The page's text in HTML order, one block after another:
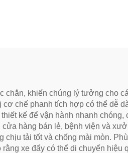
chắn, khiến chúng lý tưởng cho
chế phanh tích hợp có thể dễ
kế để vận hành nhanh chóng,
hàng bán lẻ, bệnh viện và
tải tốt và chống mài mòn.
xe đẩy có thể di chuyển hiệu